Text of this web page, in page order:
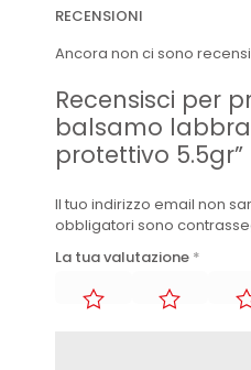
RECENSIONI
Ancora non ci sono
Recensisci per
balsamo labbra
protettivo 5.5gr”
Il tuo indirizzo email non
obbligatori sono
La tua valutazione *